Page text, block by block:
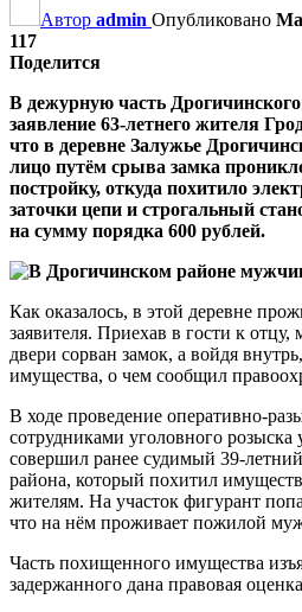
Автор admin Опубликовано
117
Поделится
В дежурную часть
заявление 63-летнего жителя
что в деревне Залужье
лицо путём срыва замка
постройку, откуда похитило
заточки цепи и строгальный
на сумму порядка 600 рублей.
Как оказалось, в этой деревне
заявителя. Приехав в гости к
двери сорван замок, а войдя
имущества, о чем сообщил
В ходе проведение оперативно-
сотрудниками уголовного розыска
совершил ранее судимый 39-
района, который похитил
жителям. На участок фигурант
что на нём проживает пожилой
Часть похищенного имущества
задержанного дана правовая